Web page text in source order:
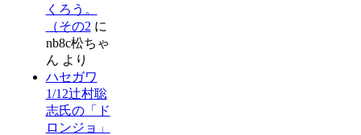
くろう。
（その2 に
nb8c松ちゃ
ん より
ハセガワ
1/12辻村聡
志氏の「ド
ロンジョ」